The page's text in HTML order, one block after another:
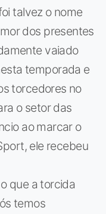
talvez o nome
dos presentes
vaiado
temporada e
torcedores no
o setor das
ao marcar o
ele recebeu
que a torcida
temos